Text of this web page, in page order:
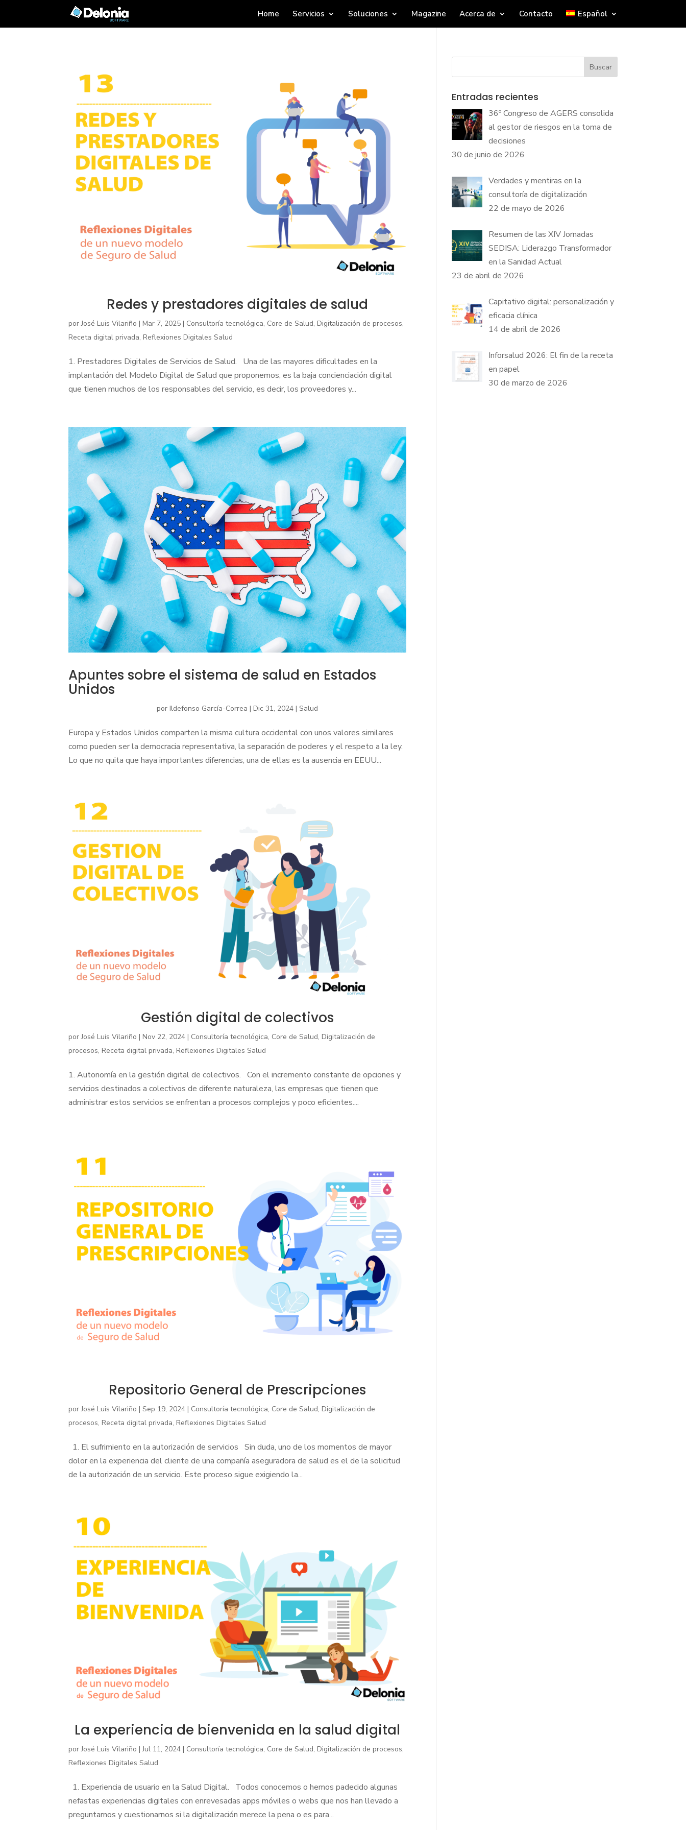
Home Servicios Soluciones Magazine Acerca de Contacto Español
Redes y prestadores digitales de salud
porJosé Luis Vilariño |Mar 7, 2025 | Consultoría tecnológica, Core de Salud,Digitalización de procesos,
Receta digital privada,Reflexiones Digitales Salud
1. Prestadores Digitales de Servicios de Salud. Una de las mayores dificultades en la
implantación del Modelo Digital de Salud que proponemos, es la baja concienciación digital
que tienen muchos de los responsables del servicio, es decir, los proveedores y...
Apuntes sobre el sistema de salud en Estados
Unidos
porIldefonso García-Correa |Dic 31, 2024 |Salud
Europa y Estados Unidos comparten la misma cultura occidental con unos valores similares
como pueden ser la democracia representativa, la separación de poderes y el respeto a la ley.
Lo que no quita que haya importantes diferencias, una de ellas es la ausencia en EEUU...
Gestión digital de colectivos
porJosé Luis Vilariño |Nov 22, 2024 | Consultoría tecnológica, Core de Salud,Digitalización de
procesos,Receta digital privada,Reflexiones Digitales Salud
1. Autonomía en la gestión digital de colectivos. Con el incremento constante de opciones y
servicios destinados a colectivos de diferente naturaleza, las empresas que tienen que
administrar estos servicios se enfrentan a procesos complejos y poco eficientes....
Repositorio General de Prescripciones
porJosé Luis Vilariño |Sep 19, 2024 | Consultoría tecnológica, Core de Salud,Digitalización de
procesos,Receta digital privada,Reflexiones Digitales Salud
1. El sufrimiento en la autorización de servicios Sin duda, uno de los momentos de mayor
dolor en la experiencia del cliente de una compañía aseguradora de salud es el de la solicitud
de la autorización de un servicio. Este proceso sigue exigiendo la...
La experiencia de bienvenida en la salud digital
porJosé Luis Vilariño |Jul 11, 2024 | Consultoría tecnológica, Core de Salud,Digitalización de procesos,
Reflexiones Digitales Salud
1. Experiencia de usuario en la Salud Digital. Todos conocemos o hemos padecido algunas
nefastas experiencias digitales con enrevesadas apps móviles o webs que nos han llevado a
preguntarnos y cuestionarnos si la digitalización merece la pena o es para...
Buscar
Entradas recientes
36º Congreso de AGERS consolida
al gestor de riesgos en la toma de
decisiones
30 de junio de 2026
Verdades y mentiras en la
consultoría de digitalización
22 de mayo de 2026
Resumen de las XIV Jornadas
SEDISA: Liderazgo Transformador
en la Sanidad Actual
23 de abril de 2026
Capitativo digital: personalización y
eficacia clínica
14 de abril de 2026
Inforsalud 2026: El fin de la receta
en papel
30 de marzo de 2026